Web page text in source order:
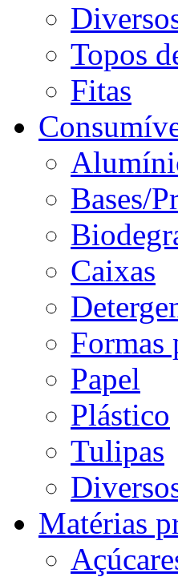
Topos
Fitas
Bases/
Caixas
Formas
Papel
Plástico
Tulipas
Matérias